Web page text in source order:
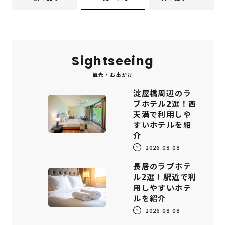
Sightseeing
観光・お出かけ
淀屋橋周辺のラ
ブホテル2選！西
天満で利用しや
すいホテルを紹
介
2026.08.08
長居のラブホテ
ル2選！駅近で利
用しやすいホテ
ルを紹介
2026.08.08